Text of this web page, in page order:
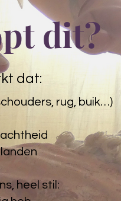
dit?
dat:​
rug, buik…)
heel stil: